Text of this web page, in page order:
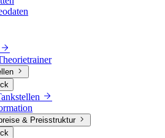
& Preisstruktur